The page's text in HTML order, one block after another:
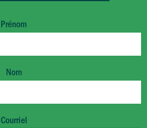
Prénom
Nom
Courriel